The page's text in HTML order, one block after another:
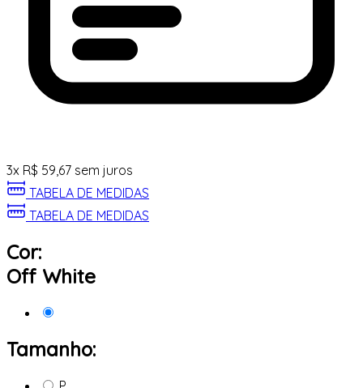
3x R$ 59,67 sem juros
TABELA DE MEDIDAS
TABELA DE MEDIDAS
Cor:
Off White
Tamanho: